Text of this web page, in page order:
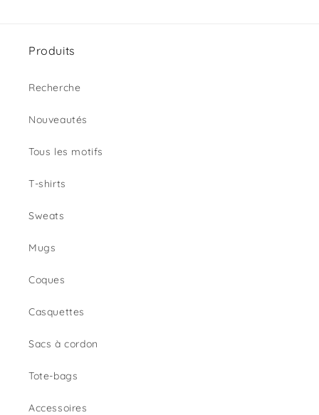
Produits
Recherche
Nouveautés
Tous les motifs
T-shirts
Sweats
Mugs
Coques
Casquettes
Sacs à cordon
Tote-bags
Accessoires